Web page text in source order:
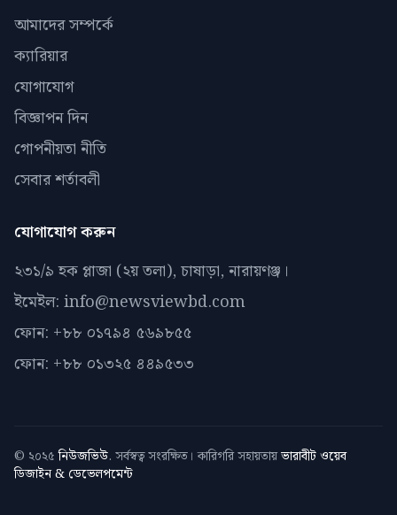
আমাদের সম্পর্কে
ক্যারিয়ার
যোগাযোগ
বিজ্ঞাপন দিন
গোপনীয়তা নীতি
সেবার শর্তাবলী
যোগাযোগ করুন
২৩১/৯ হক প্লাজা (২য় তলা), চাষাড়া, নারায়ণঞ্জ।
ইমেইল: info@newsviewbd.com
ফোন: +৮৮ ০১৭৯৪ ৫৬৯৮৫৫
ফোন: +৮৮ ০১৩২৫ ৪৪৯৫৩৩
© ২০২৫ নিউজভিউ. সর্বস্বত্ব সংরক্ষিত। কারিগরি সহায়তায়ভারাবীট ওয়েব
ডিজাইন & ডেভেলপমেন্ট